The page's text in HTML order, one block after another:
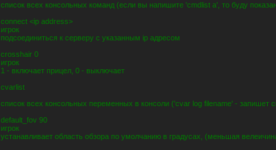
список всех консольных команд (если вы напишите 'cmdlist a', то буду
connect <ip address>
игрок
подсоединиться к серверу с указанным ip адресом
crosshair 0
игрок
1 - включает прицел, 0 - выключает
cvarlist
список всех консольных переменных в консоли ('cvar log filename' - запишет
default_fov 90
игрок
устанавливает область обзора по умолчанию в градусах, (меньшая